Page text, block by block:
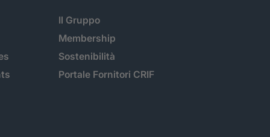
Il Gruppo
Membership
Sostenibilità
Portale Fornitori CRIF